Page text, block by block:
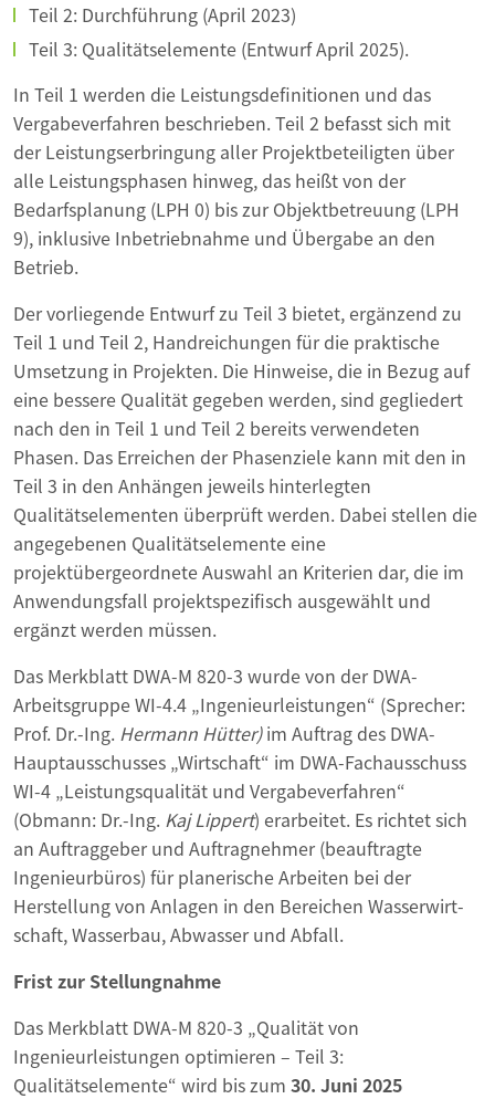
Teil 2: Durchführung (April 2023)
Teil 3: Qualitätselemente (Entwurf April 2025).
In Teil 1 werden die Leistungsdefinitionen und das
Vergabeverfahren beschrieben. Teil 2 befasst sich mit
der Leistungserbringung aller Projektbeteiligten über
alle Leistungsphasen hinweg, das heißt von der
Bedarfsplanung (LPH 0) bis zur Objektbetreuung (LPH
9), inklusive Inbetriebnahme und Übergabe an den
Betrieb.
Der vorliegende Entwurf zu Teil 3 bietet, ergänzend zu
Teil 1 und Teil 2, Handreichungen für die praktische
Umsetzung in Projekten. Die Hinweise, die in Bezug auf
eine bessere Qualität gegeben werden, sind gegliedert
nach den in Teil 1 und Teil 2 bereits verwendeten
Phasen. Das Erreichen der Phasenziele kann mit den in
Teil 3 in den Anhängen jeweils hinterlegten
Qualitätselementen überprüft werden. Dabei stellen die
angegebenen Qualitätselemente eine
projektübergeordnete Auswahl an Kriterien dar, die im
Anwendungsfall projektspezifisch ausgewählt und
ergänzt werden müssen.
Das Merkblatt DWA-M 820-3 wurde von der DWA-
Arbeitsgruppe WI-4.4 „Ingenieurleistungen“ (Sprecher:
Prof. Dr.-Ing. Hermann Hütter)im Auftrag des DWA-
Hauptausschusses „Wirtschaft“ im DWA-Fachausschuss
WI-4 „Leistungsqualität und Vergabeverfahren“
(Obmann: Dr.-Ing. Kaj Lippert) erarbeitet. Es richtet sich
an Auftraggeber und Auftragnehmer (beauftragte
Ingenieurbüros) für planerische Arbeiten bei der
Herstellung von Anlagen in den Bereichen Wasserwirt­
schaft, Wasserbau, Abwasser und Abfall.
Frist zur Stellungnahme
Das Merkblatt DWA-M 820-3 „Qualität von
Ingenieurleistungen optimieren – Teil 3:
Qualitätselemente“ wird bis zum 30. Juni 2025